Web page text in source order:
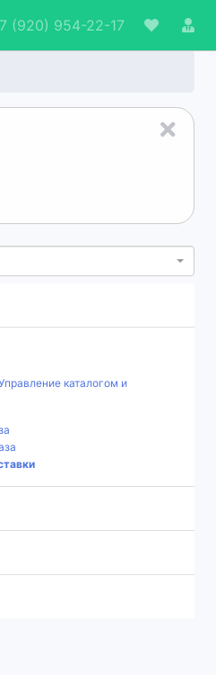
(920) 954-22-17
каталогом и